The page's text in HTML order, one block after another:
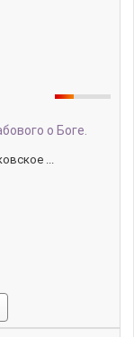
о Боге.
...